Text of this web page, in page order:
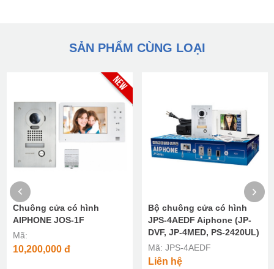
SẢN PHẨM CÙNG LOẠI
Chuông cửa có hình
AIPHONE JOS-1F
Mã:
10,200,000đ
Bộ chuông cửa có hình
JPS-4AEDF Aiphone (JP-
DVF, JP-4MED, PS-2420UL)
Mã: JPS-4AEDF
Liên hệ